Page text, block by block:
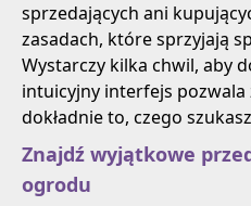
sprzedających ani
zasadach, które sprzyjają
Wystarczy kilka chwil, aby
intuicyjny interfejs pozwala
dokładnie to, czego
Znajdź wyjątkowe
ogrodu